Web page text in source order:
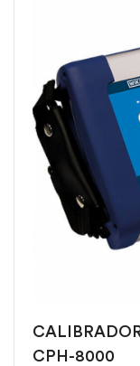
CPH-8000